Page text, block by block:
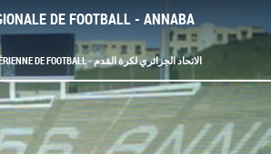
DE FOOTBALL - ANNABA
FÉDÉRATION ALGÉRIENNE DE FOOTBALL - الاتحاد الجزائري لكرة القدم